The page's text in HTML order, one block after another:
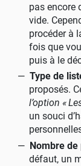
pas encore
vide.
procéder à
fois que
puis à le
Type de
proposés.
l’option «
un souci
Nombre
défaut, un